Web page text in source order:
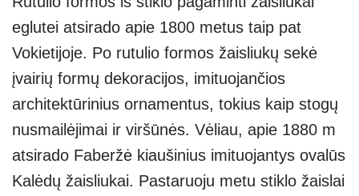
eglutei atsirado apie 1800 metus taip pat
Vokietijoje. Po rutulio formos žaisliukų sekė
įvairių formų dekoracijos, imituojančios
architektūrinius ornamentus, tokius kaip stogų
nusmailėjimai ir viršūnės. Vėliau, apie 1880 m
atsirado Faberžė kiaušinius imituojantys ovalūs
Kalėdų žaisliukai. Pastaruoju metu stiklo žaislai